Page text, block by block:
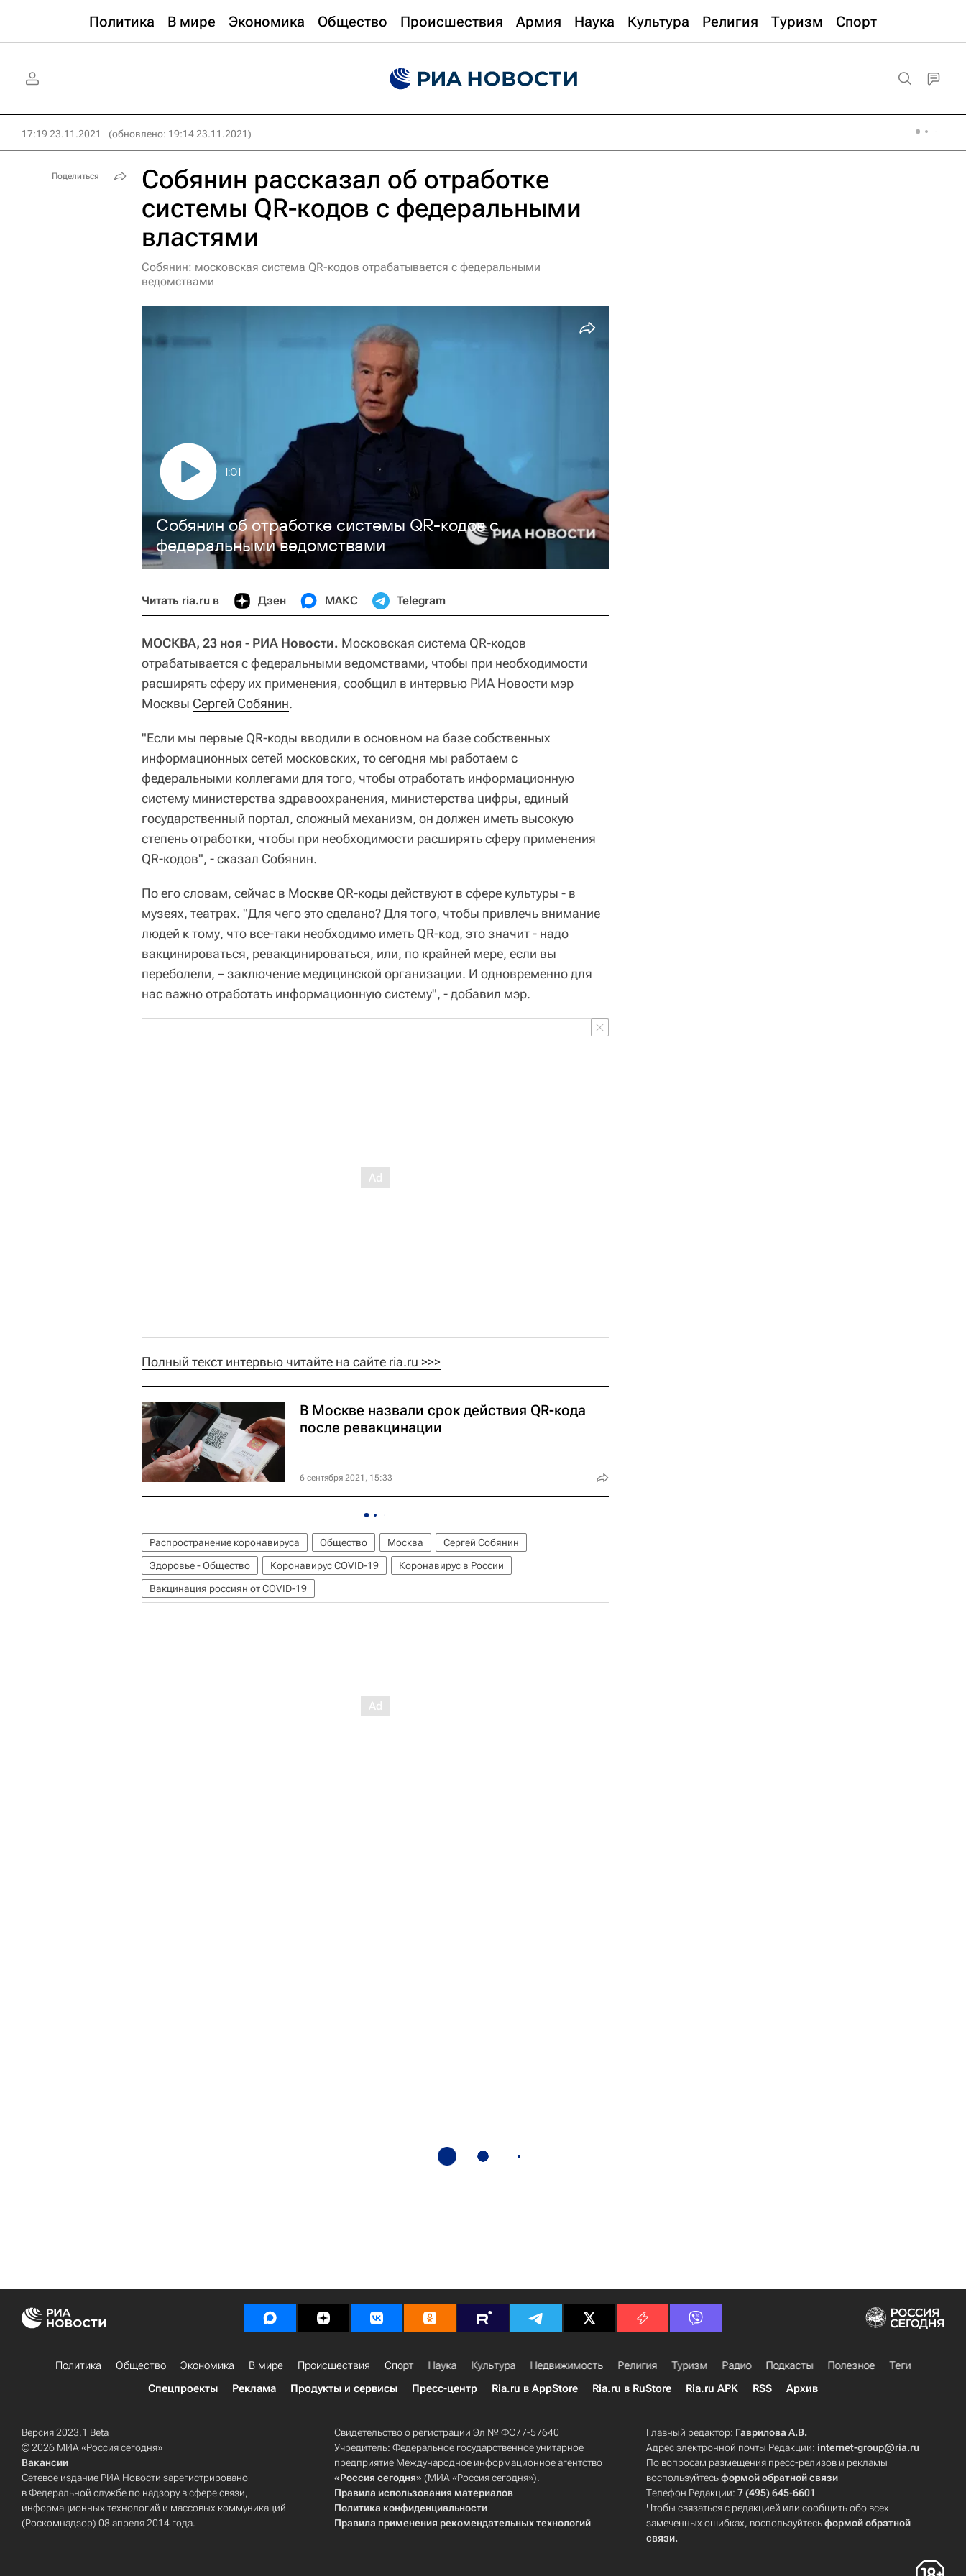
Политика В мире Экономика Общество Происшествия Армия Наука Культура Религия Туризм Спорт
17:19 23.11.2021 (обновлено: 19:14 23.11.2021)
Собянин рассказал об отработке
системы QR-кодов с федеральными
властями
Собянин: московская система QR-кодов отрабатывается с федеральными
ведомствами
Собянин об отработке системы QR-кодов с
федеральными ведомствами
1:01
Читать ria.ru в Дзен МАКС Telegram
МОСКВА, 23 ноя - РИА Новости. Московская система QR-кодов
отрабатывается с федеральными ведомствами, чтобы при необходимости
расширять сферу их применения, сообщил в интервью РИА Новости мэр
Москвы Сергей Собянин.
"Если мы первые QR-коды вводили в основном на базе собственных
информационных сетей московских, то сегодня мы работаем с
федеральными коллегами для того, чтобы отработать информационную
систему министерства здравоохранения, министерства цифры, единый
государственный портал, сложный механизм, он должен иметь высокую
степень отработки, чтобы при необходимости расширять сферу применения
QR-кодов", - сказал Собянин.
По его словам, сейчас в Москве QR-коды действуют в сфере культуры - в
музеях, театрах. "Для чего это сделано? Для того, чтобы привлечь внимание
людей к тому, что все-таки необходимо иметь QR-код, это значит - надо
вакцинироваться, ревакцинироваться, или, по крайней мере, если вы
переболели, – заключение медицинской организации. И одновременно для
нас важно отработать информационную систему", - добавил мэр.
Полный текст интервью читайте на сайте ria.ru >>>
В Москве назвали срок действия QR-кода
после ревакцинации
6 сентября 2021, 15:33
Распространение коронавируса Общество Москва
Сергей Собянин
Здоровье - Общество
Коронавирус COVID-19
Коронавирус в России
Вакцинация россиян от COVID-19
Поделиться
Политика Общество Экономика В мире Происшествия Спорт Наука Культура Недвижимость Религия Туризм Радио Подкасты Полезное
Теги
Спецпроекты
Реклама Продукты и сервисы Пресс-центр Ria.ru в AppStore Ria.ru в RuStore Ria.ru APK RSS Архив
Версия 2023.1 Beta
© 2026 МИА «Россия сегодня»
Вакансии
Сетевое издание РИА Новости зарегистрировано
в Федеральной службе по надзору в сфере связи,
информационных технологий и массовых коммуникаций
(Роскомнадзор) 08 апреля 2014 года.
Свидетельство о регистрации Эл № ФС77-57640
Учредитель: Федеральное государственное унитарное
предприятие Международное информационное агентство
«Россия сегодня» (МИА «Россия сегодня»).
Правила использования материалов
Политика конфиденциальности
Правила применения рекомендательных технологий
Главный редактор: Гаврилова А.В.
Адрес электронной почты Редакции:internet-group@ria.ru
По вопросам размещения пресс-релизов и рекламы
воспользуйтесьформой обратной связи
Телефон Редакции:7 (495) 645-6601
Чтобы связаться с редакцией или сообщить обо всех
замеченных ошибках, воспользуйтесьформой обратной
связи.